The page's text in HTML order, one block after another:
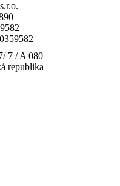
7 / A 080
republika